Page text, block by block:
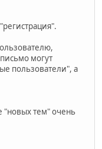
могут
пользователи", а
"новых тем" очень